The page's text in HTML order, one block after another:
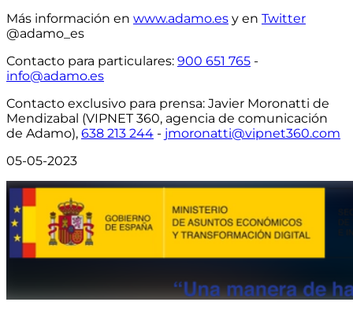
Más información en www.adamo.es y en Twitter
@adamo_es
Contacto para particulares: 900 651 765 -
info@adamo.es
Contacto exclusivo para prensa: Javier Moronatti de
Mendizabal (VIPNET 360, agencia de comunicación
de Adamo), 638 213 244 - jmoronatti@vipnet360.com
05-05-2023